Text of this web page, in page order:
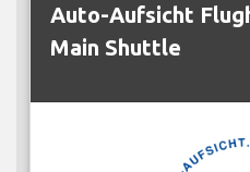
Auto-Aufsicht
Main Shuttle